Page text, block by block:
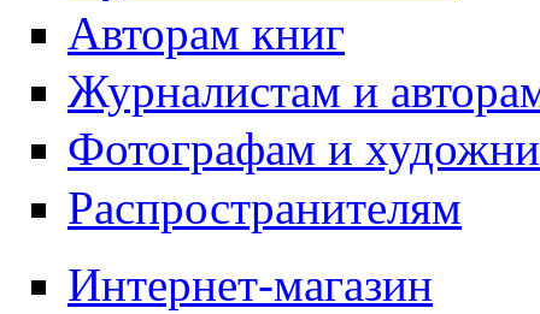
Авторам книг
Журналистам и
Фотографам и
Распространителям
Интернет-магазин